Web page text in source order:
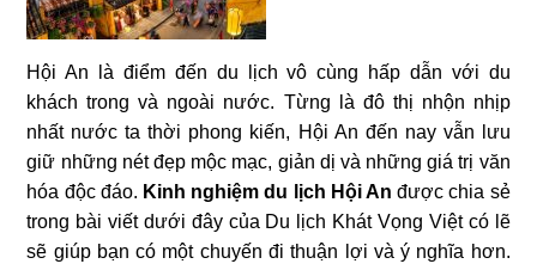
Hội An là điểm đến du lịch vô cùng hấp dẫn với du
khách trong và ngoài nước. Từng là đô thị nhộn nhịp
nhất nước ta thời phong kiến, Hội An đến nay vẫn lưu
giữ những nét đẹp mộc mạc, giản dị và những giá trị văn
hóa độc đáo. Kinh nghiệm du lịch Hội An được chia sẻ
trong bài viết dưới đây của Du lịch Khát Vọng Việt có lẽ
sẽ giúp bạn có một chuyến đi thuận lợi và ý nghĩa hơn.